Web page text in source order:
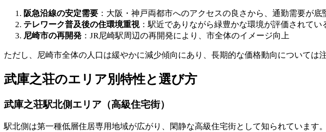
阪急沿線の安定需要 ：大阪・神戸両都市へのアクセスの良さから、通勤需要が底
テレワーク普及後の住環境重視：駅近でありながら緑豊かな環境が評価されてい
尼崎市の再開発 ：JR尼崎駅周辺の再開発により、市全体のイメージ向上
ただし、尼崎市全体の人口は緩やかに減少傾向にあり、長期的な価格動向については
武庫之荘のエリア別特性と選び方
武庫之荘駅北側エリア（高級住宅街）
駅北側は第一種低層住居専用地域が広がり、閑静な高級住宅街として知られていま